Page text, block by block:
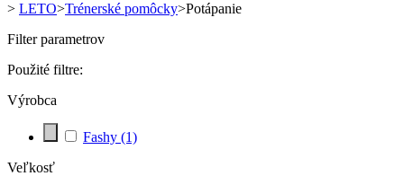
> LETO>Trénerské pomôcky>Potápanie
Filter parametrov
Použité filtre:
Výrobca
Fashy (1)
Veľkosť